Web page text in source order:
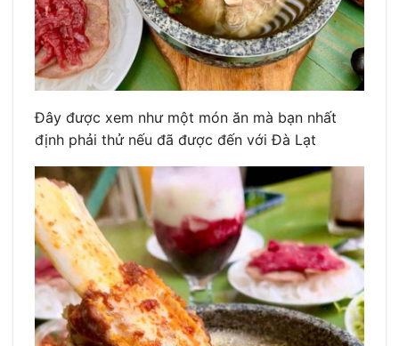
Đây được xem như một món ăn mà bạn nhất
định phải thử nếu đã được đến với Đà Lạt